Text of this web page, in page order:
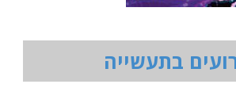
בתעשייה